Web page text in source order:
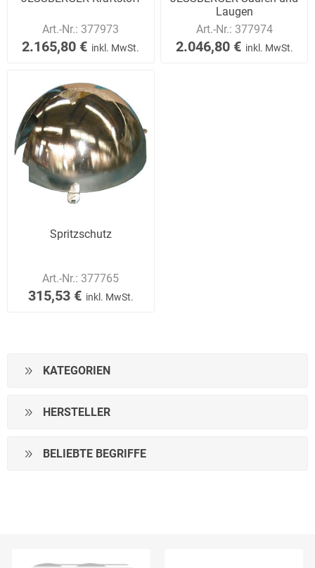
Art.-Nr.: 377973
2.165,80 € inkl. MwSt.
Laugen
Art.-Nr.: 377974
2.046,80 € inkl. MwSt.
Spritzschutz
Art.-Nr.: 377765
315,53 € inkl. MwSt.
KATEGORIEN
HERSTELLER
BELIEBTE BEGRIFFE